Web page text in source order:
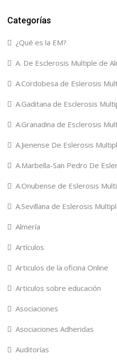
Categorías
¿Qué es la EM?
A. De Esclerosis Multiple de
A.Cordobesa de Eslerosis
A.Gaditana de Esclerosis
A.Granadina de Esclerosis
A.Jienense De Eslerosis
A.Marbella-San Pedro De
A.Onubense de Eslerosis
A.Sevillana de Eslerosis
Almería
Artículos
Articulos de la oficina Online
Articulos sobre educación
Asociaciones
Asociaciones Adheridas
Auditorías